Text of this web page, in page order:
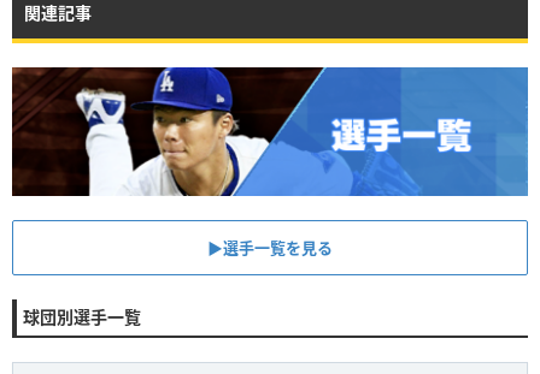
関連記事
▶︎選手一覧を見る
球団別選手一覧